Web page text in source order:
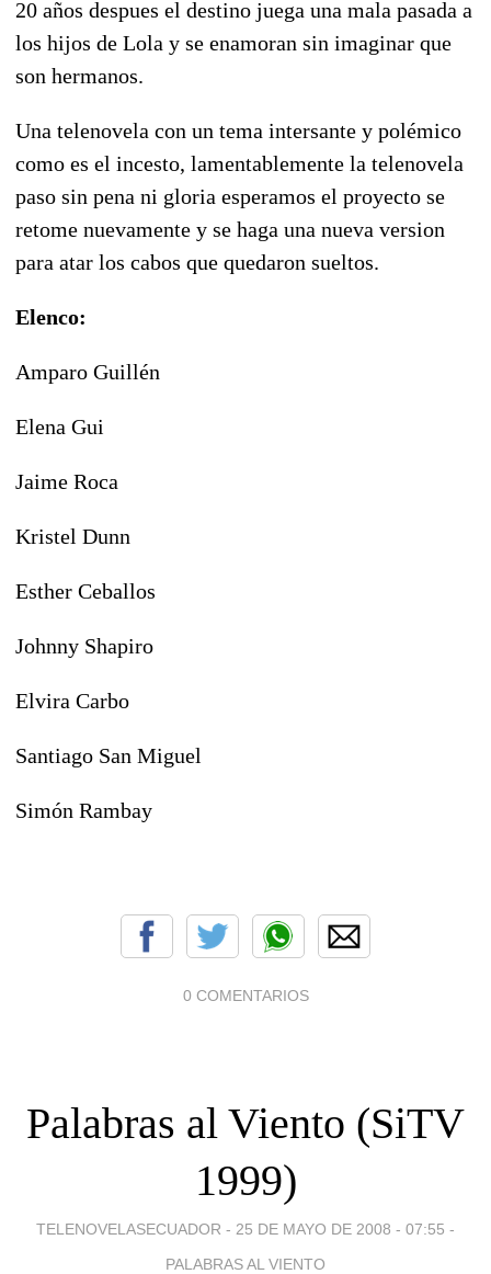
20 años despues el destino juega una mala pasada a
los hijos de Lola y se enamoran sin imaginar que
son hermanos.
Una telenovela con un tema intersante y polémico
como es el incesto, lamentablemente la telenovela
paso sin pena ni gloria esperamos el proyecto se
retome nuevamente y se haga una nueva version
para atar los cabos que quedaron sueltos.
Elenco:
Amparo Guillén
Elena Gui
Jaime Roca
Kristel Dunn
Esther Ceballos
Johnny Shapiro
Elvira Carbo
Santiago San Miguel
Simón Rambay
0 COMENTARIOS
Palabras al Viento (SiTV
1999)
TELENOVELASECUADOR - 25 DE MAYO DE 2008 - 07:55 -
PALABRAS AL VIENTO